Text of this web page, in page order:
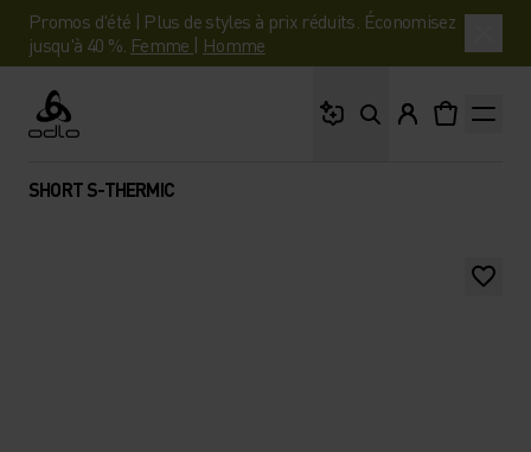
Promos d'été | Plus de styles à prix réduits. Économisez
jusqu'à 40 %. Femme | Homme
Odlo
SHORT S-THERMIC